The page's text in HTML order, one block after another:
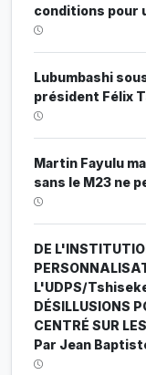
conditions pour
Lubumbashi
président Félix
Martin Fayulu
sans le M23 ne
DE
L'UDPS/
DÉSILLUSIONS
CENTRÉ SUR
Par Jean